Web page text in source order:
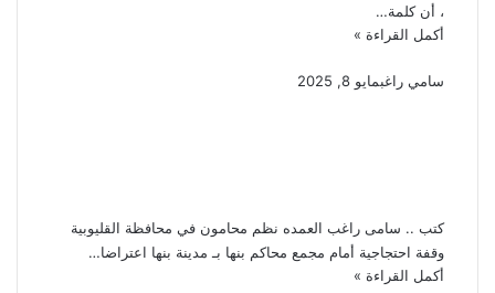
، أن كلمة…
أكمل القراءة »
سامي راغبمايو 8, 2025
كتب .. سامى راغب العمده نظم محامون في محافظة القليوبية
وقفة احتجاجية أمام مجمع محاكم بنها بـ مدينة بنها اعتراضا…
أكمل القراءة »